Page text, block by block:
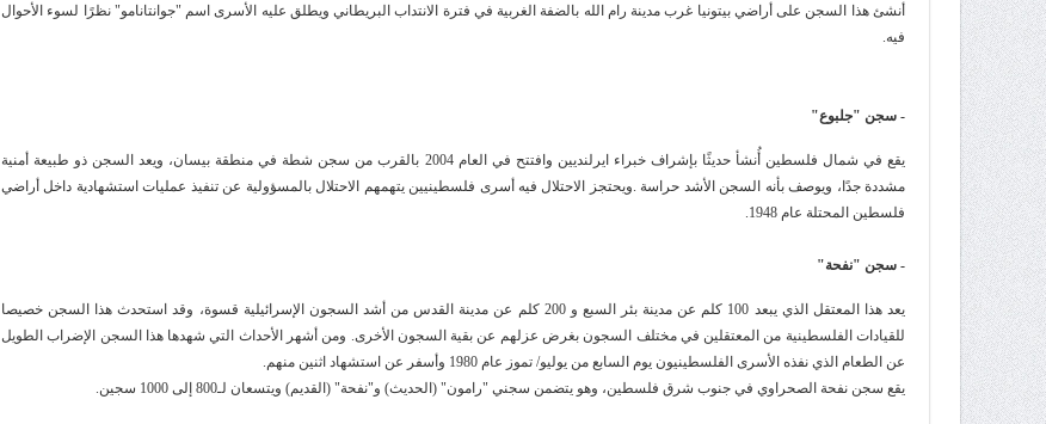
أنشئ هذا السجن على أراضي بيتونيا غرب مدينة رام الله بالضفة الغربية في فترة الانتداب البريطاني ويطلق عليه الأسرى اسم "جوانتانامو" نظرًا لسوء الأحوال
فيه.
- سجن "جلبوع"
يقع في شمال فلسطين أُنشأ حديثًا بإشراف خبراء ايرلنديين وافتتح في العام 2004 بالقرب من سجن شطة في منطقة بيسان، ويعد السجن ذو طبيعة أمنية
مشددة جدًا، ويوصف بأنه السجن الأشد حراسة .ويحتجز الاحتلال فيه أسرى فلسطينيين يتهمهم الاحتلال بالمسؤولية عن تنفيذ عمليات استشهادية داخل أراضي
فلسطين المحتلة عام 1948
.
- سجن "نفحة"
يعد هذا المعتقل الذي يبعد 100 كلم عن مدينة بئر السبع و 200 كلم عن مدينة القدس من أشد السجون الإسرائيلية قسوة، وقد استحدث هذا السجن خصيصا
للقيادات الفلسطينية من المعتقلين في مختلف السجون بغرض عزلهم عن بقية السجون الأخرى. ومن أشهر الأحداث التي شهدها هذا السجن الإضراب الطويل
عن الطعام الذي نفذه الأسرى الفلسطينيون يوم السابع من يوليو/ تموز عام 1980 وأسفر عن استشهاد اثنين منهم
.
يقع سجن نفحة الصحراوي في جنوب شرق فلسطين، وهو يتضمن سجني "رامون" (الحديث) و"نفحة" (القديم) ويتسعان لـ800 إلى 1000 سجين
.